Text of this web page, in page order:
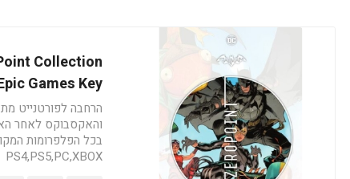
Collection
Games Key
הרחבה לפורטנייט
והאקסבוקס לאחר
בכל הפלפרומות
PS4,PS5,PC,XBOX